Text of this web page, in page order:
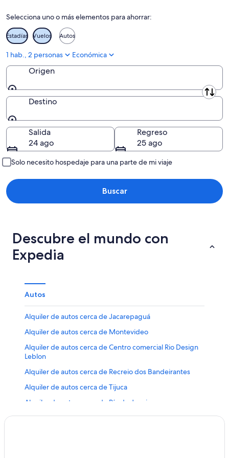
16
ago
21
ago
-
23
ago
Selecciona uno o más elementos para ahorrar:
Estadías Vuelos Autos
1 hab., 2 personas Económica
Origen
Origen
Destino
Destino
Salida
24 ago
Regreso
25 ago
Solo necesito hospedaje para una parte de mi viaje
Buscar
Descubre el mundo con
Expedia
Autos
Alquiler de autos cerca de Jacarepaguá
Alquiler de autos cerca de Montevideo
Alquiler de autos cerca de Centro comercial Rio Design
Leblon
Alquiler de autos cerca de Recreio dos Bandeirantes
Alquiler de autos cerca de Tijuca
Alquiler de autos cerca de Río de Janeiro
Alquiler de autos cerca de Ipanema